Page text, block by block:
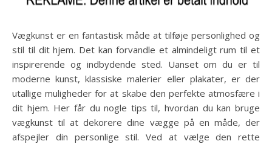
Vægkunst er en fantastisk måde at tilføje personlighed og
stil til dit hjem. Det kan forvandle et almindeligt rum til et
inspirerende og indbydende sted. Uanset om du er til
moderne kunst, klassiske malerier eller plakater, er der
utallige muligheder for at skabe den perfekte atmosfære i
dit hjem. Her får du nogle tips til, hvordan du kan bruge
vægkunst til at dekorere dine vægge på en måde, der
afspejler din personlige stil. Ved at vælge den rette